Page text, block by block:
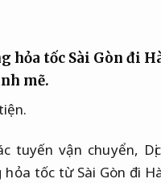
hỏa tốc Sài Gòn đi
mẽ.
tuyến vận chuyển,
hỏa tốc từ Sài Gòn đi